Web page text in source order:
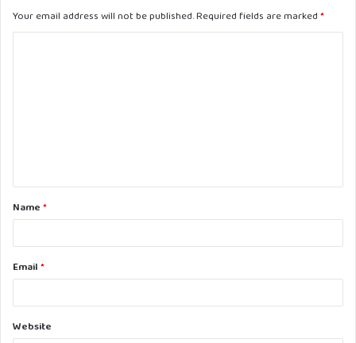
Your email address will not be published.Required fields are marked *
t
*Name *
Email *
Website